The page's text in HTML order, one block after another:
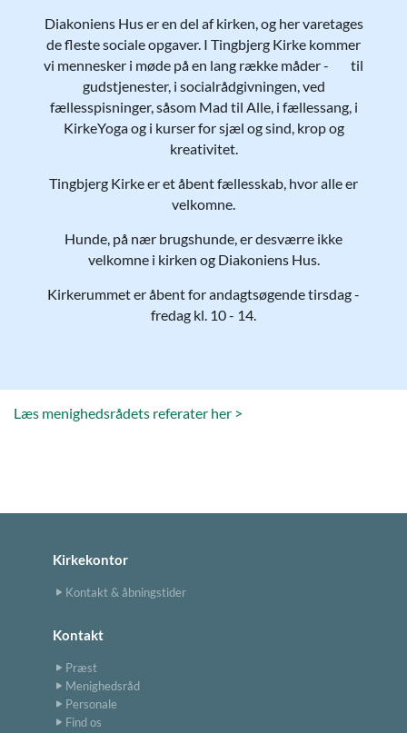
Diakoniens Hus er en del af kirken, og her varetages
de fleste sociale opgaver. I Tingbjerg Kirke kommer
vi mennesker i møde på en lang række måder - til
gudstjenester, i socialrådgivningen, ved
fællesspisninger, såsom Mad til Alle, i fællessang, i
KirkeYoga og i kurser for sjæl og sind, krop og
kreativitet.
Tingbjerg Kirke er et åbent fællesskab, hvor alle er
velkomne.
Hunde, på nær brugshunde, er desværre ikke
velkomne i kirken og Diakoniens Hus.
Kirkerummet er åbent for andagtsøgende tirsdag -
fredag kl. 10 - 14.
Læs menighedsrådets referater her >
Kirkekontor
Kontakt & åbningstider
Kontakt
Præst
Menighedsråd
Personale
Find os